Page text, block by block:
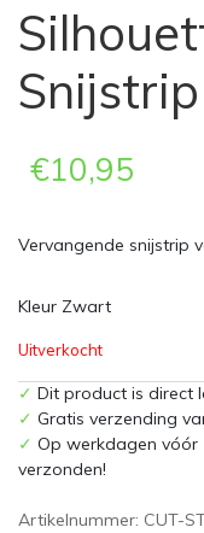
Snijstrip
€10,95
Vervangende snijstrip
Kleur Zwart
Uitverkocht
✓ Dit product is direct
✓ Gratis verzending
✓ Op werkdagen vóór
verzonden!
Artikelnummer: CUT-